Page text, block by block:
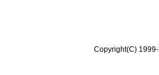
Copyright(C)